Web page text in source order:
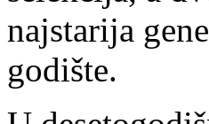
najstarija
godište.